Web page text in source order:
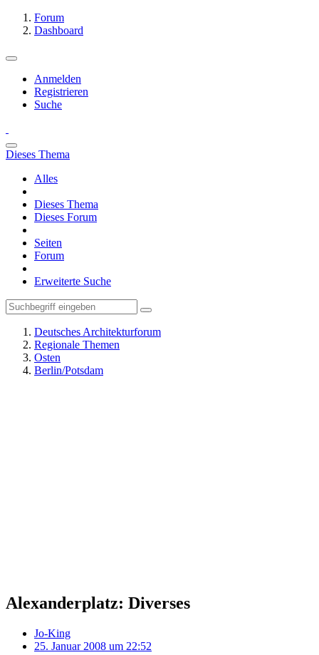
Forum
Dashboard
Anmelden
Registrieren
Suche
Dieses Thema
Alles
Dieses Thema
Dieses Forum
Seiten
Forum
Erweiterte Suche
Deutsches Architekturforum
Regionale Themen
Osten
Berlin/Potsdam
Alexanderplatz: Diverses
Jo-King
25. Januar 2008 um 22:52